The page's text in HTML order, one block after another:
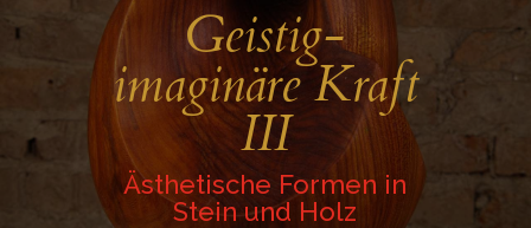
Geistig-
imaginäre Kraft
III
Ästhetische Formen in
Stein und Holz